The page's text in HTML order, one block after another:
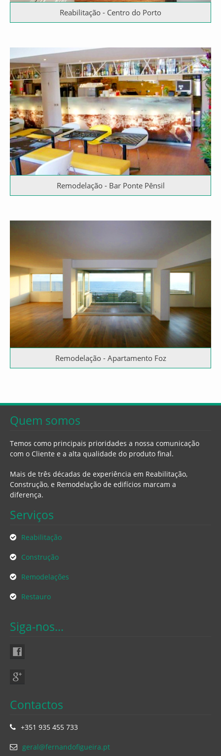
Reabilitação - Centro do Porto
Remodelação - Bar Ponte Pênsil
Remodelação - Apartamento Foz
Quem somos
Temos como principais prioridades a nossa comunicação
com o Cliente e a alta qualidade do produto final.
Mais de três décadas de experiência em Reabilitação,
Construção, e Remodelação de edifícios marcam a
diferença.
Serviços
Reabilitação
Construção
Remodelações
Restauro
Siga-nos...
Contactos
+351 935 455 733
geral@fernandofigueira.pt